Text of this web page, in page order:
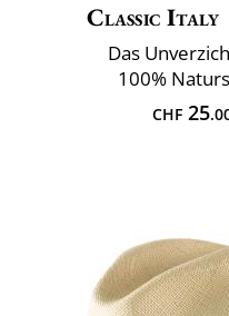
Classic Italy
Das
100%
CHF25